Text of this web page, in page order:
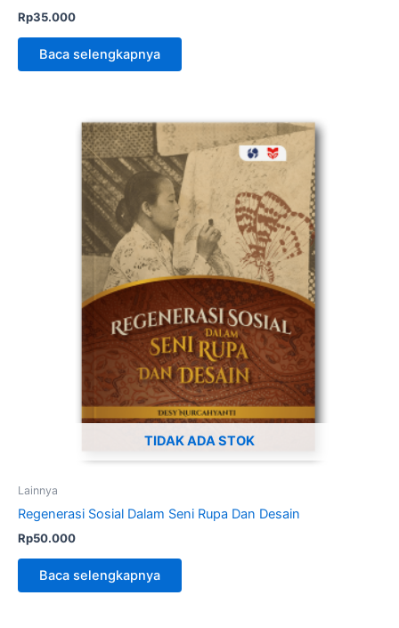
Rp35.000
Baca selengkapnya
TIDAK ADA STOK
Lainnya
Regenerasi Sosial Dalam Seni Rupa Dan Desain
Rp50.000
Baca selengkapnya